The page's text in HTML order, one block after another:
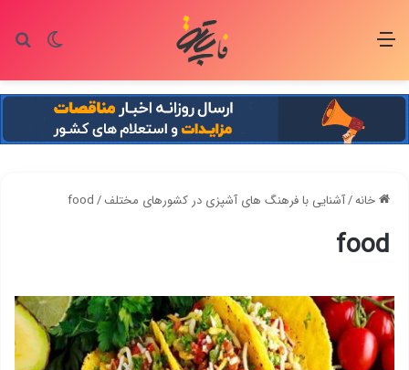
تغییر منو
خانه/آشنایی با فرهنگ های آشپزی در کشورهای مختلف/
food
food